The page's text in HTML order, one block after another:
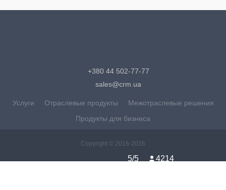
+380 44 502-77-77
sales@crm.ua
Услуги Отраслевые продукты
Межотраслевые решения
Продукты для бизнеса
Copyright © 2016-2026
5/5 4214